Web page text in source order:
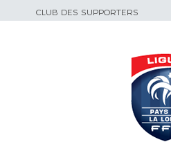
CLUB DES SUPPORTERS